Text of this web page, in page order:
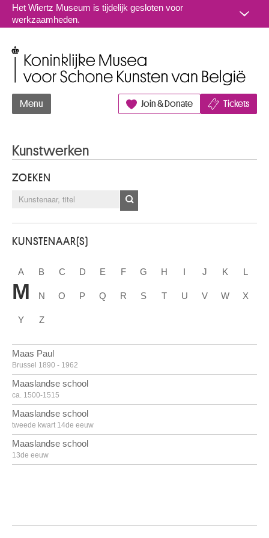
Naar inhoud
Het Wiertz Museum is tijdelijk gesloten voor
werkzaamheden.
Menu Join & Donate Tickets
Kunstwerken
ZOEKEN
KUNSTENAAR(S)
A B C D E F G H I J K L
M N O P Q R S T U V W X
Y Z
Maas Paul
Brussel 1890 - 1962
Maaslandse school
ca. 1500-1515
Maaslandse school
tweede kwart 14de eeuw
Maaslandse school
13de eeuw